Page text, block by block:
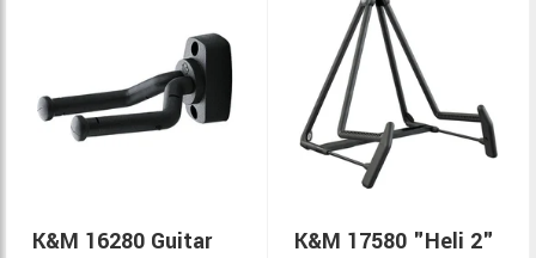
K&M 16280 Guitar
K&M 17580 "Heli 2"